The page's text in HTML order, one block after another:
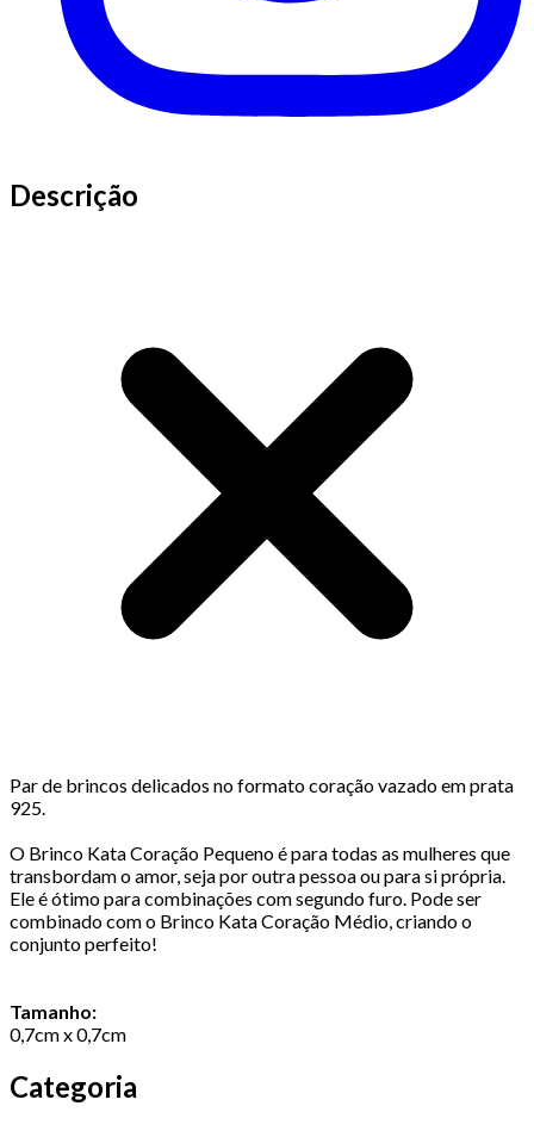
Descrição
Par de brincos delicados no formato coração vazado em prata
925.
O Brinco Kata Coração Pequeno é para todas as mulheres que
transbordam o amor, seja por outra pessoa ou para si própria.
Ele é ótimo para combinações com segundo furo. Pode ser
combinado com o Brinco Kata Coração Médio, criando o
conjunto perfeito!
Tamanho:
0,7cm x 0,7cm
Categoria